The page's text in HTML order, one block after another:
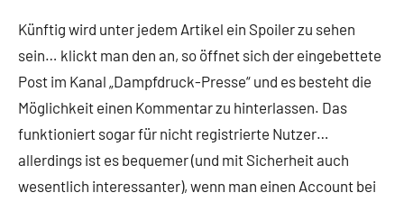
Künftig wird unter jedem Artikel ein Spoiler zu sehen
sein… klickt man den an, so öffnet sich der eingebettete
Post im Kanal „Dampfdruck-Presse“ und es besteht die
Möglichkeit einen Kommentar zu hinterlassen. Das
funktioniert sogar für nicht registrierte Nutzer…
allerdings ist es bequemer (und mit Sicherheit auch
wesentlich interessanter), wenn man einen Account bei